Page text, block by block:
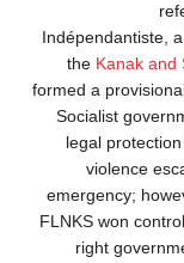
Indépendantiste,
theKanak
formed a
Socialist
legal
violence
emergency;
FLNKS won
right